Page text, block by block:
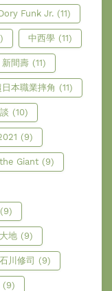
Funk Jr. (11)
中西學 (11)
新間壽 (11)
日本職業摔角 (11)
(10)
(9)
Giant (9)
(9)
地 (9)
石川修司 (9)
(9)